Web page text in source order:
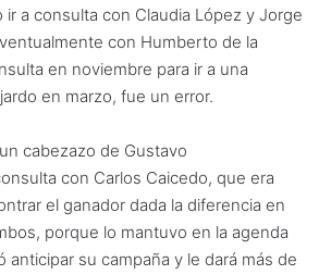
ir a consulta con Claudia López y Jorge
con Humberto de la
en noviembre para ir a una
en marzo, fue un error.
cabezazo de Gustavo
con Carlos Caicedo, que era
el ganador dada la diferencia en
porque lo mantuvo en la agenda
anticipar su campaña y le dará más de